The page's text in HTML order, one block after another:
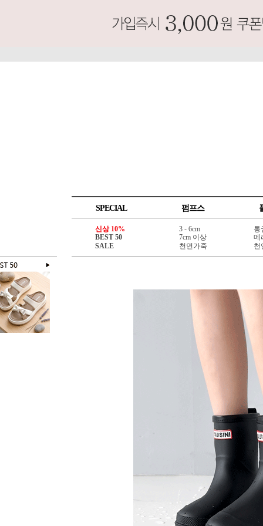
SPECIAL 펌프스
신상 10%
BEST 50
SALE
3 - 6cm
7cm 이상
천연가죽
통
메
천